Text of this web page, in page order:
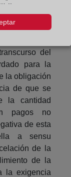
o contrato
de un
que
del
para la
la obligación
de que se
la cantidad
pagos no
de esta
a sensu
de la
de la
la exigencia